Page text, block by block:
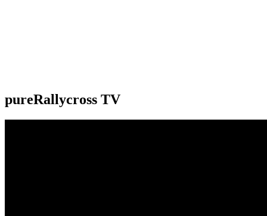
pureRallycross TV